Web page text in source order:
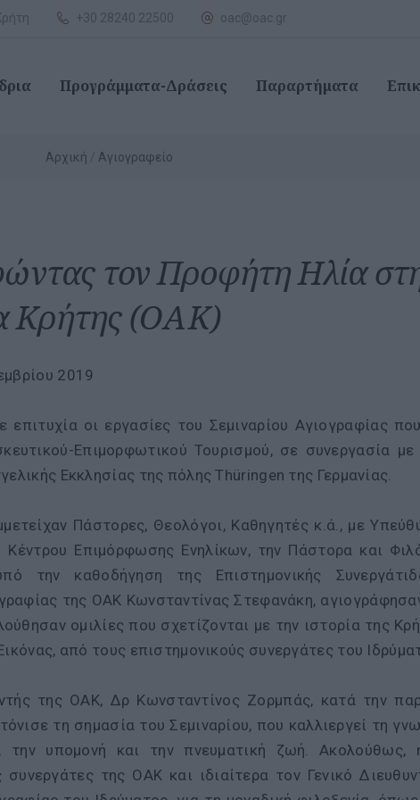
+30 28240 22500 oac@oac.gr
Προγράμματα-Δράσεις Παραρτήματα
Αρχική Αγιογραφείο
τον Προφήτη Ηλία
Κρήτης (ΟΑΚ)
2019
επιτυχία οι εργασίες του Σεμιναρίου Αγιογραφίας
Επιμορφωτικού Τουρισμού, σε συνεργασία
Εκκλησίας της πόλης Thüringen της Γερμανίας.
Πάστορες, Θεολόγοι, Καθηγητές κ.ά., με
Κέντρου Επιμόρφωσης Ενηλίκων, την Πάστορα και
την καθοδήγηση της Επιστημονικής
της ΟΑΚ Κωνσταντίνας Στεφανάκη,
ομιλίες που σχετίζονται με την ιστορία της
από τους επιστημονικούς συνεργάτες του
της ΟΑΚ, Δρ Κωνσταντίνος Ζορμπάς, κατά την
τη σημασία του Σεμιναρίου, που καλλιεργεί τη
υπομονή και την πνευματική ζωή. Ακολούθως,
συνεργάτες της ΟΑΚ και ιδιαίτερα τον Γενικό